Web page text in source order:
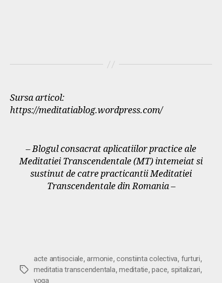
Sursa articol:
https://meditatiablog.wordpress.com/
– Blogul consacrat aplicatiilor practice ale
Meditatiei Transcendentale (MT) intemeiat si
sustinut de catre practicantii Meditatiei
Transcendentale din Romania –
Etichete
acte antisociale,armonie,constiinta colectiva, furturi,
meditatia transcendentala,meditatie,pace, spitalizari,
yoga